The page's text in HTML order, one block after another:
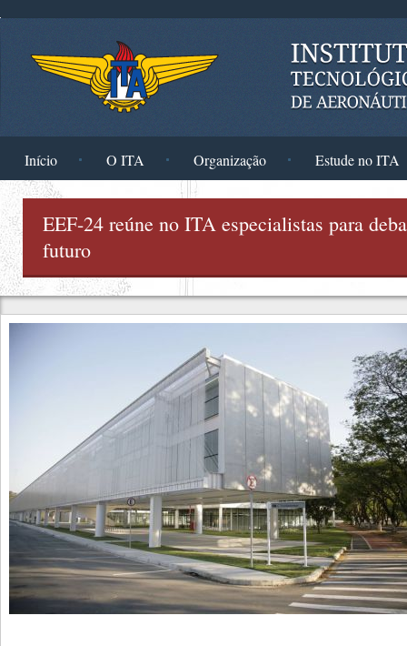
Início O ITA Organização Estude no ITA
EEF-24 reúne no ITA especialistas para
futuro